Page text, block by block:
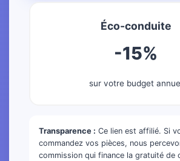
Éco-conduite
-15%
sur votre budget
Transparence : Ce lien est affilié. Si
commandez vos pièces, nous
commission qui finance la gratuité de